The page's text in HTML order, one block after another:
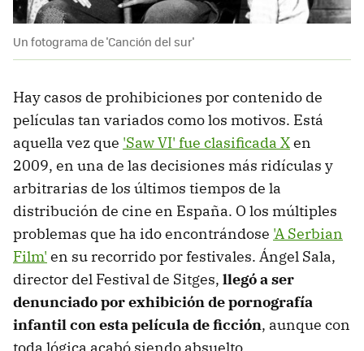
Un fotograma de 'Canción del sur'
Hay casos de prohibiciones por contenido de
películas tan variados como los motivos. Está
aquella vez que 'Saw VI' fue clasificada Xen
2009, en una de las decisiones más ridículas y
arbitrarias de los últimos tiempos de la
distribución de cine en España. O los múltiples
problemas que ha ido encontrándose 'A Serbian
Film' en su recorrido por festivales. Ángel Sala,
director del Festival de Sitges, llegó a ser
denunciado por exhibición de pornografía
infantil con esta película de ficción, aunque con